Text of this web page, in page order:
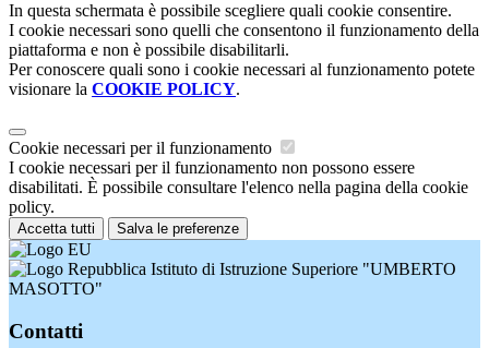
In questa schermata è possibile scegliere quali cookie consentire.
I cookie necessari sono quelli che consentono il funzionamento della
piattaforma e non è possibile disabilitarli.
Per conoscere quali sono i cookie necessari al funzionamento potete
visionare la COOKIE POLICY.
Cookie necessari per il funzionamento
I cookie necessari per il funzionamento non possono essere
disabilitati. È possibile consultare l'elenco nella pagina della cookie
policy.
Accetta tutti Salva le preferenze
Istituto di Istruzione Superiore "UMBERTO
MASOTTO"
Contatti